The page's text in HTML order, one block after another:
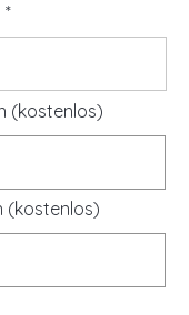
(kostenlos)
(kostenlos)